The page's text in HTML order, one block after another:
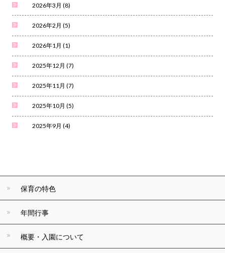
2026年3月 (8)
2026年2月 (5)
2026年1月 (1)
2025年12月 (7)
2025年11月 (7)
2025年10月 (5)
2025年9月 (4)
保育の特色
年間行事
概要・入園について